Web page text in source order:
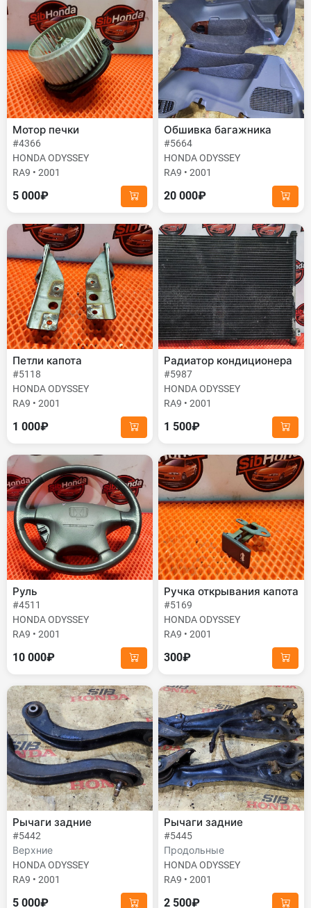
Мотор печки
#4366
HONDA ODYSSEY
RA9 • 2001
5 000₽
Обшивка багажника
#5664
HONDA ODYSSEY
RA9 • 2001
20 000₽
Петли капота
#5118
HONDA ODYSSEY
RA9 • 2001
1 000₽
Радиатор кондиционера
#5987
HONDA ODYSSEY
RA9 • 2001
1 500₽
Руль
#4511
HONDA ODYSSEY
RA9 • 2001
10 000₽
Ручка открывания капота
#5169
HONDA ODYSSEY
RA9 • 2001
300₽
Рычаги задние
#5442
Верхние
HONDA ODYSSEY
RA9 • 2001
5 000₽
Рычаги задние
#5445
Продольные
HONDA ODYSSEY
RA9 • 2001
2 500₽